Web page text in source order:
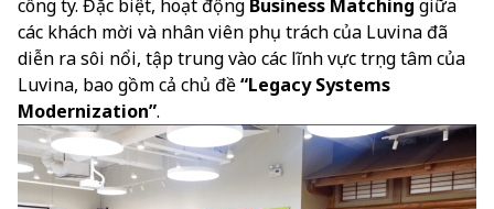
công ty. Đặc biệt, hoạt động Business Matching giữa
các khách mời và nhân viên phụ trách của Luvina đã
diễn ra sôi nổi, tập trung vào các lĩnh vực trọng tâm của
Luvina, bao gồm cả chủ đề“Legacy Systems
Modernization”.